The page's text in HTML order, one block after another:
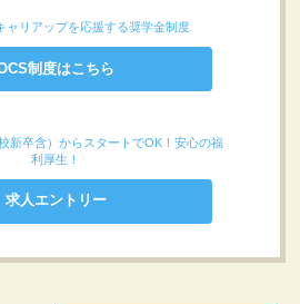
ャリアップを応援する奨学金制度
制度はこちら
新卒含）からスタートでOK！安心の福
利厚生！
求人エントリー